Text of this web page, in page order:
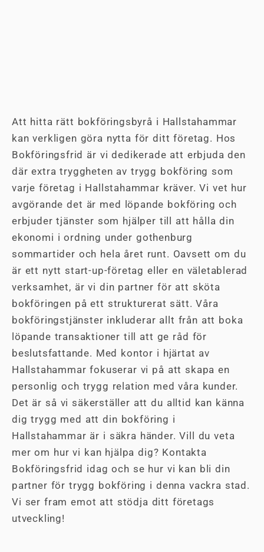
Att hitta rätt bokföringsbyrå i Hallstahammar
kan verkligen göra nytta för ditt företag. Hos
Bokföringsfrid är vi dedikerade att erbjuda den
där extra tryggheten av trygg bokföring som
varje företag i Hallstahammar kräver. Vi vet hur
avgörande det är med löpande bokföring och
erbjuder tjänster som hjälper till att hålla din
ekonomi i ordning under gothenburg
sommartider och hela året runt. Oavsett om du
är ett nytt start-up-företag eller en väletablerad
verksamhet, är vi din partner för att sköta
bokföringen på ett strukturerat sätt. Våra
bokföringstjänster inkluderar allt från att boka
löpande transaktioner till att ge råd för
beslutsfattande. Med kontor i hjärtat av
Hallstahammar fokuserar vi på att skapa en
personlig och trygg relation med våra kunder.
Det är så vi säkerställer att du alltid kan känna
dig trygg med att din bokföring i
Hallstahammar är i säkra händer. Vill du veta
mer om hur vi kan hjälpa dig? Kontakta
Bokföringsfrid idag och se hur vi kan bli din
partner för trygg bokföring i denna vackra stad.
Vi ser fram emot att stödja ditt företags
utveckling!